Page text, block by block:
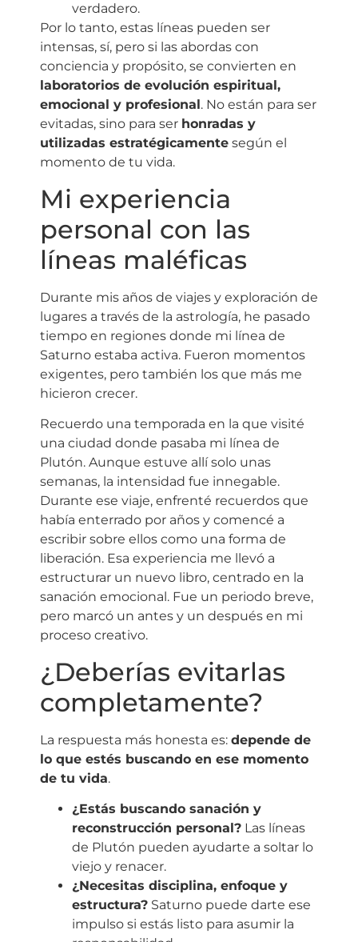
verdadero.
Por lo tanto, estas líneas pueden ser
intensas, sí, pero si las abordas con
conciencia y propósito, se convierten en
laboratorios de evolución espiritual,
emocional y profesional. No están para ser
evitadas, sino para ser honradas y
utilizadas estratégicamente según el
momento de tu vida.
Mi experiencia
personal con las
líneas maléficas
Durante mis años de viajes y exploración de
lugares a través de la astrología, he pasado
tiempo en regiones donde mi línea de
Saturno estaba activa. Fueron momentos
exigentes, pero también los que más me
hicieron crecer.
Recuerdo una temporada en la que visité
una ciudad donde pasaba mi línea de
Plutón. Aunque estuve allí solo unas
semanas, la intensidad fue innegable.
Durante ese viaje, enfrenté recuerdos que
había enterrado por años y comencé a
escribir sobre ellos como una forma de
liberación. Esa experiencia me llevó a
estructurar un nuevo libro, centrado en la
sanación emocional. Fue un periodo breve,
pero marcó un antes y un después en mi
proceso creativo.
¿Deberías evitarlas
completamente?
La respuesta más honesta es: depende de
lo que estés buscando en ese momento
de tu vida.
¿Estás buscando sanación y
reconstrucción personal? Las líneas
de Plutón pueden ayudarte a soltar lo
viejo y renacer.
¿Necesitas disciplina, enfoque y
estructura? Saturno puede darte ese
impulso si estás listo para asumir la